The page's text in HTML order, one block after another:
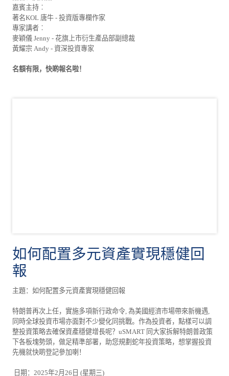
嘉賓主持︰
著名KOL 唐牛 - 投資版專欄作家
專家講者︰
麥穎儀 Jenny - 花旗上市衍生產品部副總裁
黃耀宗 Andy - 資深投資專家
名額有限，快啲報名啦！
如何配置多元資產實現穩健回
報
主題：如何配置多元資產實現穩健回報
特朗普再次上任，實施多項新行政命令, 為美國經濟市場帶來新機遇,
同時全球投資市場亦面對不少變化同挑戰。作為投資者，點樣可以調
整投資策略去確保資產穩健增長呢？uSMART 同大家拆解特朗普政策
下各板塊勢頭，做足精準部署，助您規劃蛇年投資策略，想掌握投資
先機就快啲登記參加喇！
日期：2025年2月26日 (星期三)